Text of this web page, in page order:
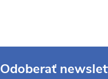
Odoberať